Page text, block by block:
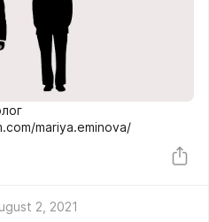
mariya.eminova/
2, 2021